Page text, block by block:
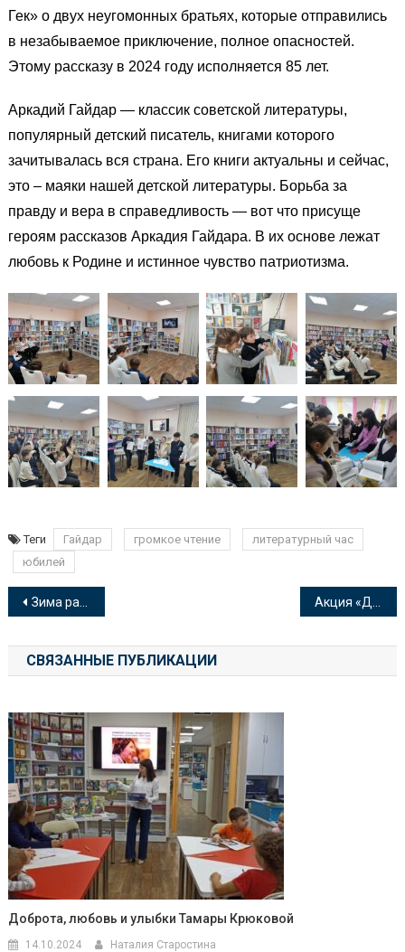
Гек» о двух неугомонных братьях, которые отправились
в незабываемое приключение, полное опасностей.
Этому рассказу в 2024 году исполняется 85 лет.
Аркадий Гайдар — классик советской литературы,
популярный детский писатель, книгами которого
зачитывалась вся страна. Его книги актуальны и сейчас,
это – маяки нашей детской литературы. Борьба за
правду и вера в справедливость — вот что присуще
героям рассказов Аркадия Гайдара. В их основе лежат
любовь к Родине и истинное чувство патриотизма.
Теги Гайдар громкое чтение
литературный час
юбилей
Навигация
по
записям
Зима рассказывает сказки
СВЯЗАННЫЕ ПУБЛИКАЦИИ
Доброта, любовь и улыбки Тамары Крюковой
14.10.2024 Наталия Старостина